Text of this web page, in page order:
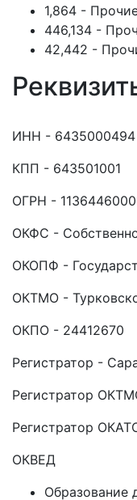
1,864 -
446,134 -
42,442 -
ИНН - 6435000494
КПП - 643501001
ОГРН -
ОКФС -
ОКОПФ -
ОКТМО -
ОКПО - 24412670
Регистратор -
Регистратор
Регистратор
ОКВЕД
Образование